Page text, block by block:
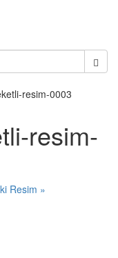
resim-0003
resim-
Resim »